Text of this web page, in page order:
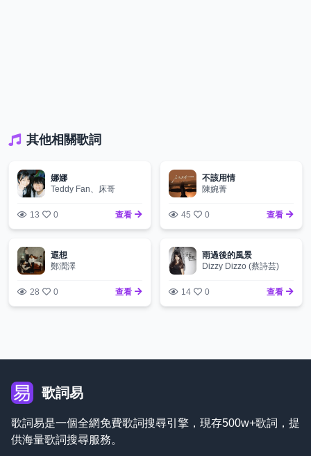
其他相關歌詞
娜娜
Teddy Fan、床哥
13 0 查看
不該用情
陳婉菁
45 0 查看
遐想
鄭潤澤
28 0 查看
雨過後的風景
Dizzy Dizzo (蔡詩芸)
14 0 查看
歌詞易
歌詞易是一個全網免費歌詞搜尋引擎，現存500w+歌詞，提
供海量歌詞搜尋服務。